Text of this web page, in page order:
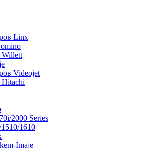
Linx
Willett
Videojet
Hitachi
2000 Series
1610
Imaje